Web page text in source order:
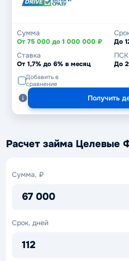
Сумма
От 75 000 до 1 000 000 ₽ До
Ставка
От 1,7% до 6% в месяц
ПСК
До
Добавить в
сравнение
Получить
Расчет займа Целевые
Сумма, ₽
67 000
Сумма,
Срок, дней
112
Срок,